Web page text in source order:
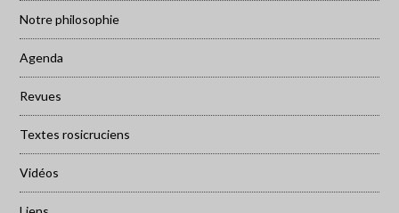
Notre philosophie
Agenda
Revues
Textes rosicruciens
Vidéos